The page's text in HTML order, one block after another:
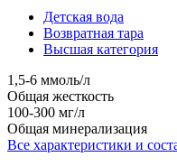
Детская вода
Возвратная тара
Высшая категория
1,5-6 ммоль/л
Общая жесткость
100-300 мг/л
Общая минерализация
Все характеристики и